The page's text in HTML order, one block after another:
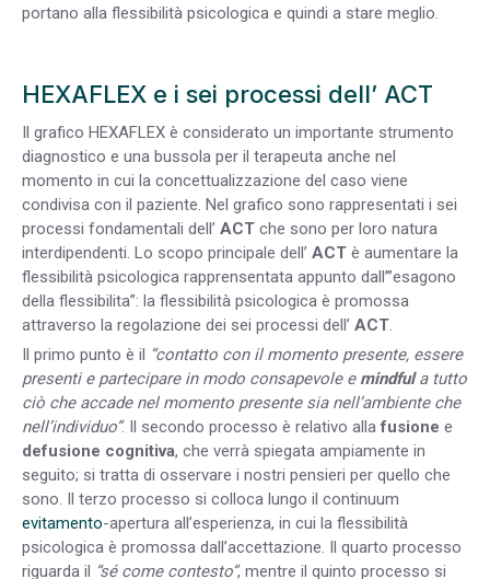
portano alla flessibilità psicologica e quindi a stare meglio.
HEXAFLEX e i sei processi dell’ ACT
Il grafico HEXAFLEX è considerato un importante strumento
diagnostico e una bussola per il terapeuta anche nel
momento in cui la concettualizzazione del caso viene
condivisa con il paziente. Nel grafico sono rappresentati i sei
processi fondamentali dell’ ACT che sono per loro natura
interdipendenti. Lo scopo principale dell’ ACT è aumentare la
flessibilità psicologica rapprensentata appunto dall’”esagono
della flessibilita”: la flessibilità psicologica è promossa
attraverso la regolazione dei sei processi dell’ ACT.
Il primo punto è il “contatto con il momento presente, essere
presenti e partecipare in modo consapevole e mindfula tutto
ciò che accade nel momento presente sia nell’ambiente che
nell’individuo”. Il secondo processo è relativo allafusione e
defusione cognitiva, che verrà spiegata ampiamente in
seguito; si tratta di osservare i nostri pensieri per quello che
sono. Il terzo processo si colloca lungo il continuum
evitamento-apertura all’esperienza, in cui la flessibilità
psicologica è promossa dall’accettazione. Il quarto processo
riguarda il “sé come contesto”, mentre il quinto processo si